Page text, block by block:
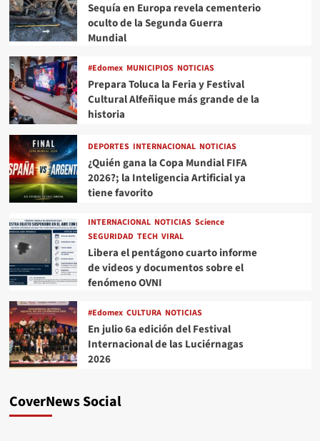
Sequía en Europa revela cementerio
oculto de la Segunda Guerra
Mundial
#Edomex MUNICIPIOS NOTICIAS
Prepara Toluca la Feria y Festival
Cultural Alfeñique más grande de la
historia
DEPORTES INTERNACIONAL NOTICIAS
¿Quién gana la Copa Mundial FIFA
2026?; la Inteligencia Artificial ya
tiene favorito
INTERNACIONAL NOTICIAS Science
SEGURIDAD TECH VIRAL
Libera el pentágono cuarto informe
de videos y documentos sobre el
fenómeno OVNI
#Edomex CULTURA NOTICIAS
En julio 6a edición del Festival
Internacional de las Luciérnagas
2026
CoverNews Social